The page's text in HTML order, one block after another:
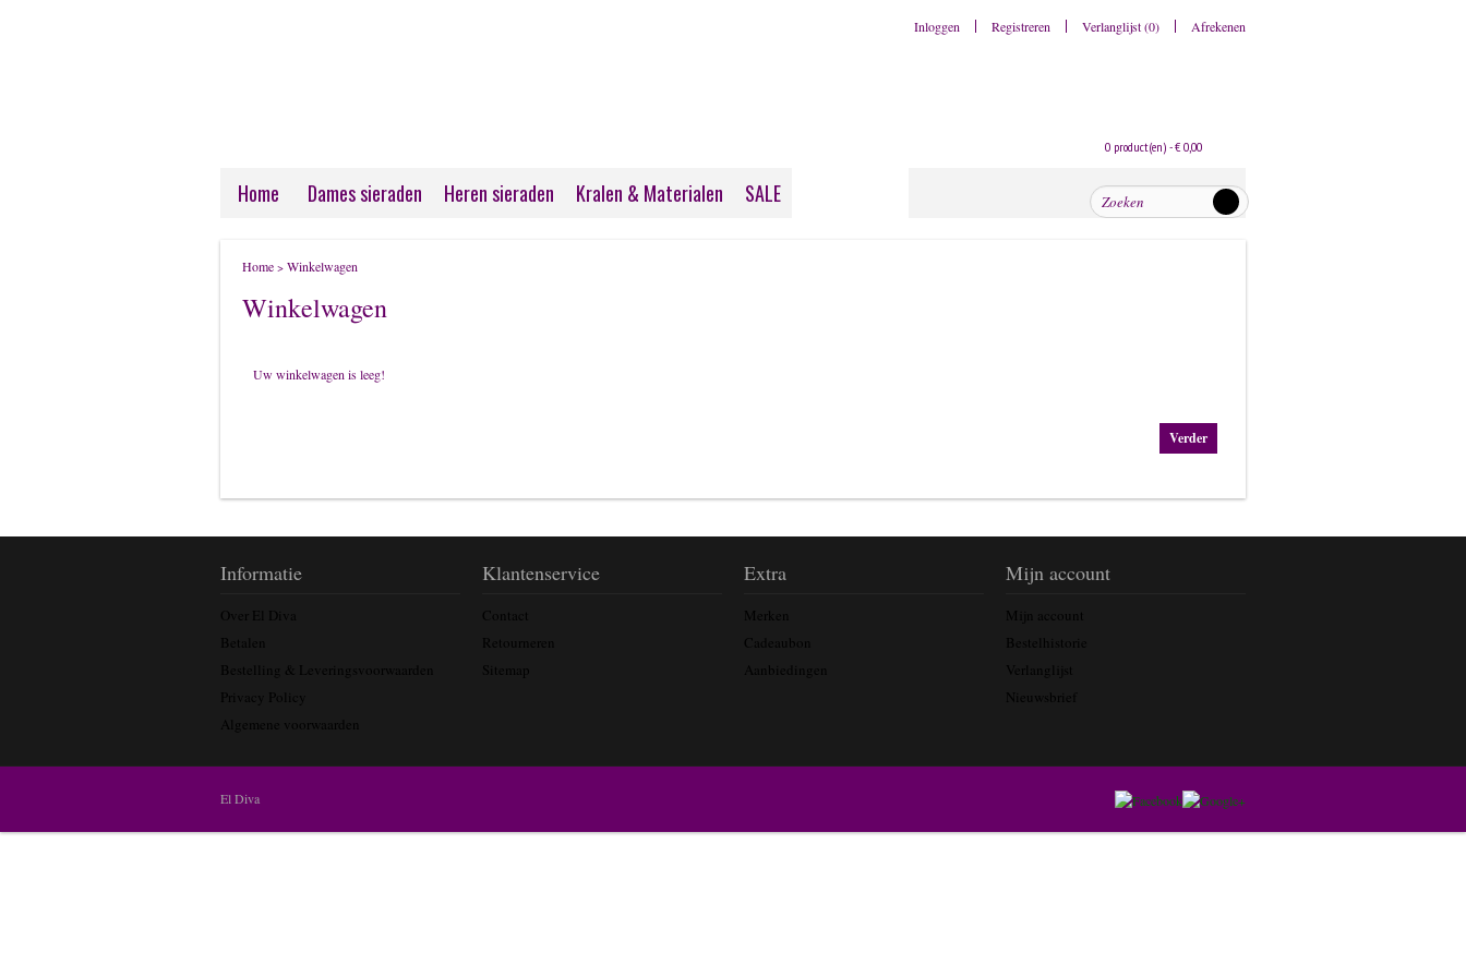
Inloggen Registreren Verlanglijst (0) Afrekenen
0 product(en) - € 0,00
Home Dames sieraden Heren sieraden Kralen & Materialen SALE
Home > Winkelwagen
Winkelwagen
Uw winkelwagen is leeg!
Verder
Informatie
Over El Diva
Betalen
Bestelling & Leveringsvoorwaarden
Privacy Policy
Algemene voorwaarden
Klantenservice
Contact
Retourneren
Sitemap
Extra
Merken
Cadeaubon
Aanbiedingen
Mijn account
Mijn account
Bestelhistorie
Verlanglijst
Nieuwsbrief
El Diva